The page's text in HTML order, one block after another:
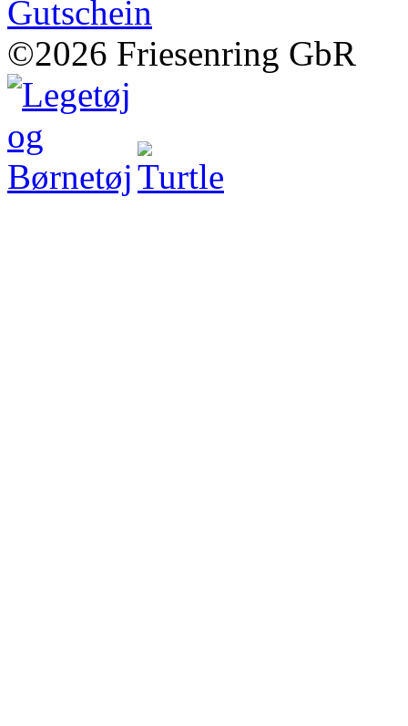
©2026 Friesenring GbR